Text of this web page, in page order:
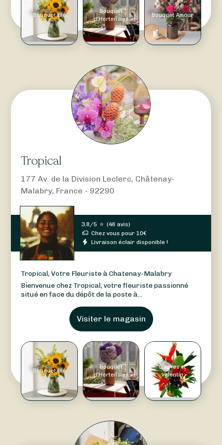
Bouquet Été
Bouquet
d'Hortensias
Bouquet Amour
Tropical
177 Av. de la Division Leclerc, Châtenay-
Malabry, France - 92290
3.8/5 ⭐ (46 avis)
Chez vous pour10€
Livraison éclair disponible !
Tropical, Votre Fleuriste à Chatenay-Malabry
Bienvenue chez Tropical, votre fleuriste passionné
situé en face du dépôt de la poste à...
Visiter le magasin
Bouquet Été
Bouquet
d'Hortensias
L'apres st
valentin